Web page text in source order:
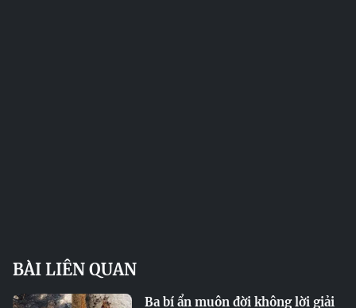
BÀI LIÊN QUAN
Ba bí ẩn muôn đời không lời giải